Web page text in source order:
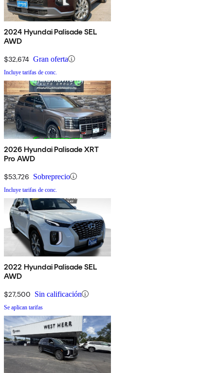
2024 Hyundai Palisade SEL
AWD
$32,674 Gran oferta
Incluye tarifas de conc.
2026 Hyundai Palisade XRT
Pro AWD
$53,726 Sobreprecio
Incluye tarifas de conc.
2022 Hyundai Palisade SEL
AWD
$27,500 Sin calificación
Se aplican tarifas